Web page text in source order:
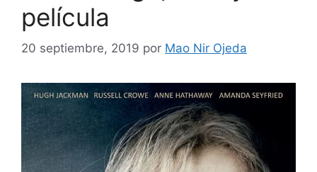
película
20 septiembre, 2019 por Mao Nir Ojeda